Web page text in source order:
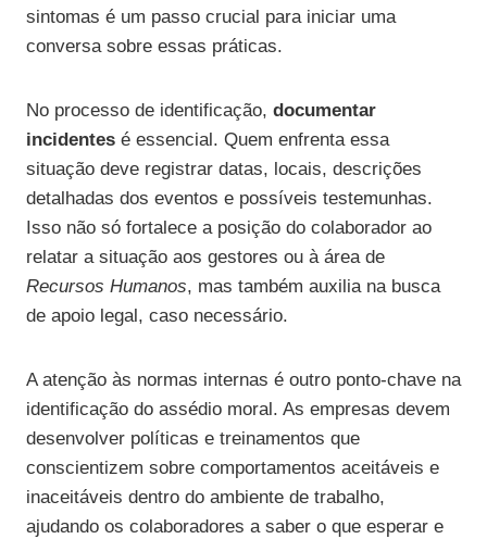
sintomas é um passo crucial para iniciar uma
conversa sobre essas práticas.
No processo de identificação, documentar
incidentes é essencial. Quem enfrenta essa
situação deve registrar datas, locais, descrições
detalhadas dos eventos e possíveis testemunhas.
Isso não só fortalece a posição do colaborador ao
relatar a situação aos gestores ou à área de
Recursos Humanos, mas também auxilia na busca
de apoio legal, caso necessário.
A atenção às normas internas é outro ponto-chave na
identificação do assédio moral. As empresas devem
desenvolver políticas e treinamentos que
conscientizem sobre comportamentos aceitáveis e
inaceitáveis dentro do ambiente de trabalho,
ajudando os colaboradores a saber o que esperar e